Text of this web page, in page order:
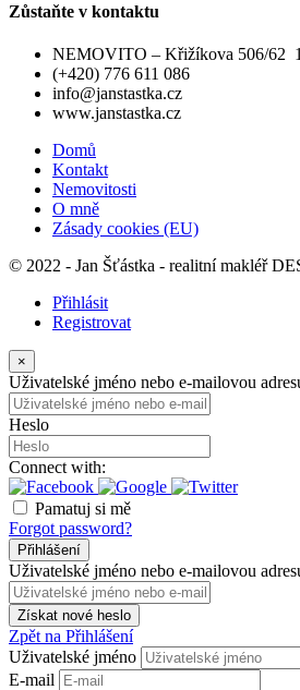
Zůstaňte v kontaktu
NEMOVITO – Křižíkova 506/62
(+420) 776 611 086
info@janstastka.cz
www.janstastka.cz
Domů
Kontakt
Nemovitosti
O mně
Zásady cookies (EU)
© 2022 - Jan Šťástka - realitní makléř
Přihlásit
Registrovat
×
Uživatelské jméno nebo e-mailovou
Heslo
Connect with:
Pamatuj si mě
Forgot password?
Přihlášení
Uživatelské jméno nebo e-mailovou
Získat nové heslo
Zpět na Přihlášení
Uživatelské jméno
E-mail